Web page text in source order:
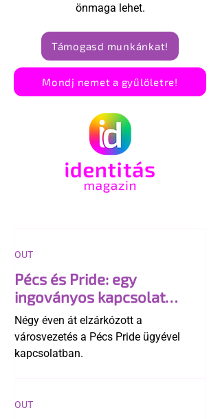
önmaga lehet.
Támogasd munkánkat!
Mondj nemet a gyűlöletre!
Pécs és Pride: egy
ingoványos kapcsolat
története
Négy éven át elzárkózott a
városvezetés a Pécs Pride ügyével
kapcsolatban.
OUT
OUT